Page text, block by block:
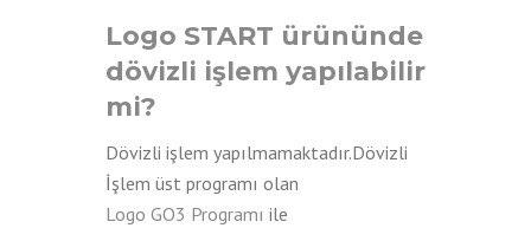
Logo START ürününde
dövizli işlem yapılabilir
mi?
Dövizli işlem yapılmamaktadır.Dövizli
İşlem üst programı olan
Logo GO3 Programı ile